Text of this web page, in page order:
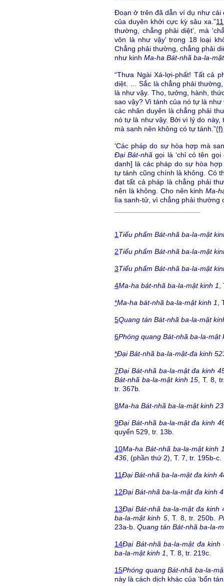
Đoạn ở trên đã dẫn ví dụ như cái
của duyên khởi cực kỳ sâu xa.”11
thường, chẳng phải diệt’, mà
vôn là như vậy’ trong 18 loại
Chẳng phải thường, chẳng phải
như kinh Ma-ha Bát-nhã ba-la-mật
“Thưa Ngài Xá-lợi-phất! Tất cả
diệt. … Sắc là chẳng phải
là như vậy. Thọ, tưởng, hành,
sao vậy? Vì tánh của nó tự là
các nhân duyên là chẳng phải
nó tự là như vậy. Bởi vì lý do
mà sanh nên không có tự tánh.”(f)
‘Các pháp do sự hòa hợp mà
Đại Bát-nhã gọi là ‘chỉ có tên
danh] là các pháp do sự hòa
tự tánh cũng chính là không. Có
đạt tất cả pháp là chẳng phải
nên là không. Cho nên kinh Ma-
lìa sanh-tử, vì chẳng phải thường
1 Tiểu phẩm Bát-nhã ba-la-mật
2Tiểu phẩm Bát-nhã ba-la-mật
3Tiểu phẩm Bát-nhã ba-la-mật
4Ma-ha bát-nhã ba-la-mật kinh 1
*Ma-ha bát-nhã ba-la-mật kinh 1
5Quang tán Bát-nhã ba-la-mật
6Phóng quang Bát-nhã ba-la-mật
*Đại Bát-nhã ba-la-mật-đa kinh
7Đại Bát-nhã ba-la-mật đa kinh
Bát-nhã ba-la-mật kinh 15 , T. 8,
tr. 367b.
8Ma-ha Bát-nhã ba-la-mật kinh 23
9Đại Bát-nhã ba-la-mật đa kinh
quyển 529, tr. 13b.
10Ma-ha Bát-nhã ba-la-mật kinh
436 , (phần thứ 2), T. 7, tr. 195b-c.
11Đại Bát-nhã ba-la-mật đa kinh
12Đại Bát-nhã ba-la-mật đa kinh
13Đại Bát-nhã ba-la-mật đa kinh
ba-la-mật kinh 5, T. 8, tr. 250b.
23a-b. Quang tán Bát-nhã ba-la-
14Đại Bát-nhã ba-la-mật đa kinh
ba-la-mật kinh 1
, T. 8, tr. 219c.
15Phóng quang Bát-nhã ba-la-
này là cách dịch khác của ‘bổn